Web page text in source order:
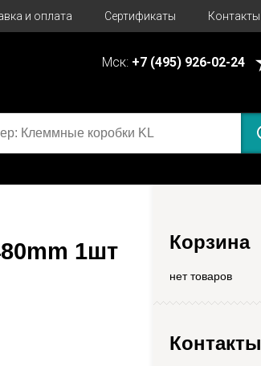
и оплата Сертификаты Контакты
Мск: +7 (495) 926-02-24
Корзина
нет товаров
Контакты
1шт